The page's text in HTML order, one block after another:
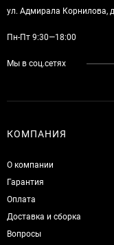
ул. Адмирала Корнилова,
Пн-Пт 9:30—18:00
Мы в соц.сетях
КОМПАНИЯ
О компании
Гарантия
Оплата
Доставка и сборка
Вопросы